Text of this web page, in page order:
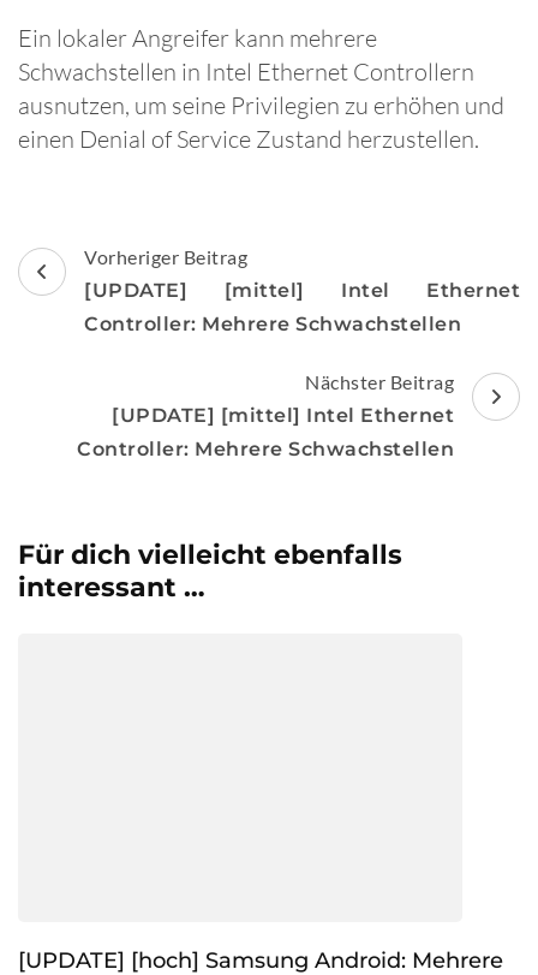
Ein lokaler Angreifer kann mehrere
Schwachstellen in Intel Ethernet Controllern
ausnutzen, um seine Privilegien zu erhöhen und
einen Denial of Service Zustand herzustellen.
Beitragsnavigation
Vorheriger Beitrag
[UPDATE] [mittel] Intel Ethernet
Controller: Mehrere Schwachstellen
Nächster Beitrag
[UPDATE] [mittel] Intel Ethernet
Controller: Mehrere Schwachstellen
Für dich vielleicht ebenfalls
interessant …
[UPDATE] [hoch] Samsung Android: Mehrere